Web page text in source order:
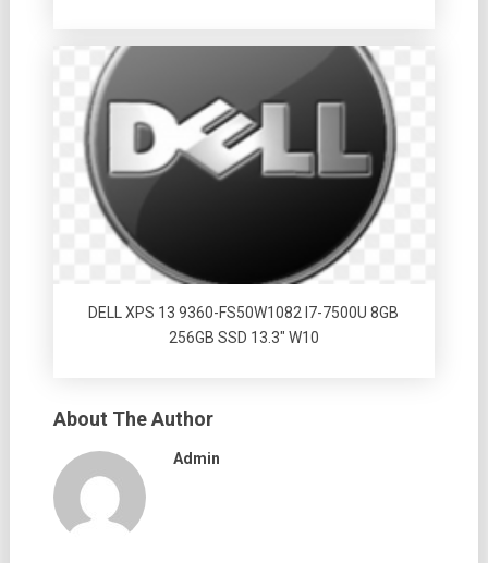
DELL XPS 13 9360-FS50W1082 I7-7500U 8GB
256GB SSD 13.3″ W10
About The Author
Admin